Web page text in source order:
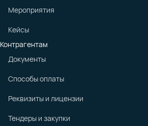
Мероприятия
Кейсы
Контрагентам
Документы
Способы оплаты
Реквизиты и лицензии
Тендеры и закупки